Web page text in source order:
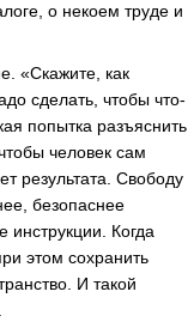
о некоем труде и
«Скажите, как
сделать, чтобы что-
попытка разъяснить
человек сам
результата. Свободу
безопаснее
инструкции. Когда
этом сохранить
И такой